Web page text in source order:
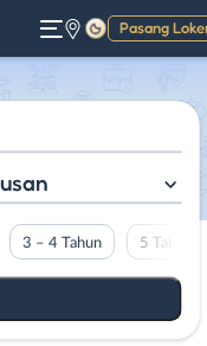
Pasang
Gelap
3 – 4 Tahun 5 Tahun